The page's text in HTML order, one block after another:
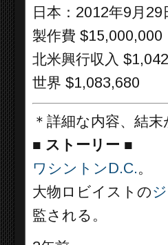
日本：2012年9月29
製作費 $15,000,000
北米興行収入
世界 $1,083,680
＊詳細な内容、結
■ ストーリー ■
ワシントンD.C.。
大物ロビイストの
監される。